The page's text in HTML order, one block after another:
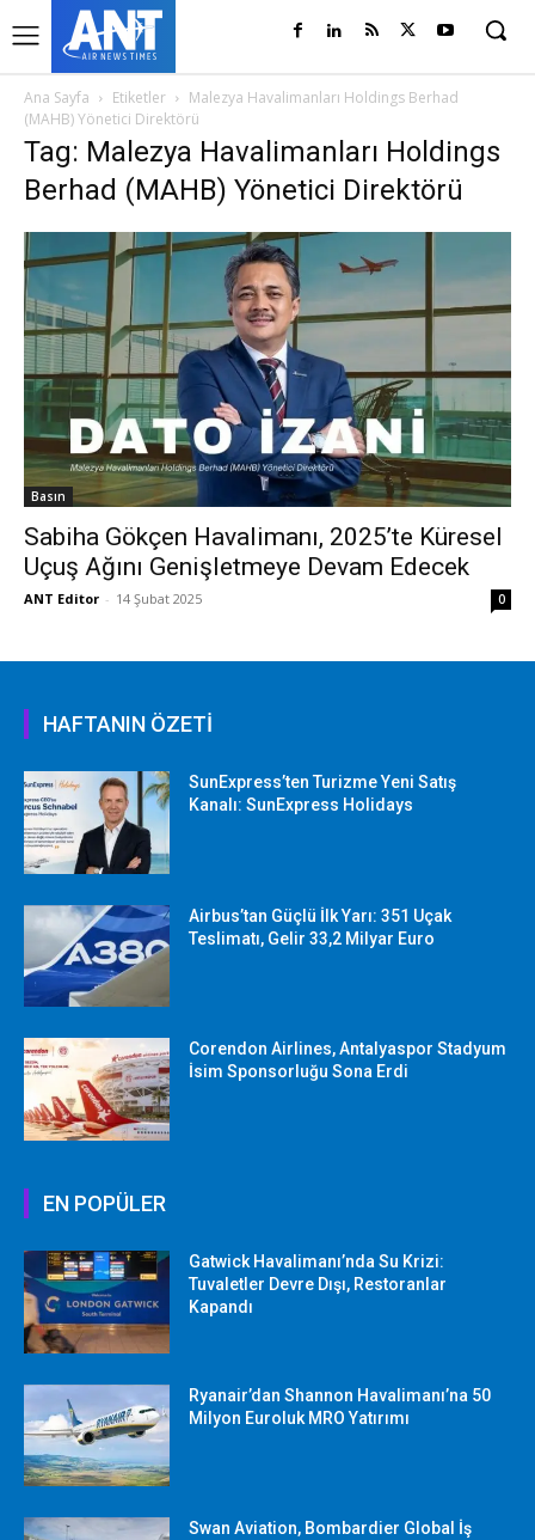
Ana Sayfa Etiketler
Malezya Havalimanları Holdings Berhad
(MAHB) Yönetici Direktörü
Tag: Malezya Havalimanları Holdings
Berhad (MAHB) Yönetici Direktörü
Basın
Sabiha Gökçen Havalimanı, 2025’te Küresel
Uçuş Ağını Genişletmeye Devam Edecek
ANT Editor - 14 Şubat 2025 0
HAFTANIN ÖZETİ
SunExpress’ten Turizme Yeni Satış
Kanalı: SunExpress Holidays
Airbus’tan Güçlü İlk Yarı: 351 Uçak
Teslimatı, Gelir 33,2 Milyar Euro
Corendon Airlines, Antalyaspor Stadyum
İsim Sponsorluğu Sona Erdi
EN POPÜLER
Gatwick Havalimanı’nda Su Krizi:
Tuvaletler Devre Dışı, Restoranlar
Kapandı
Ryanair’dan Shannon Havalimanı’na 50
Milyon Euroluk MRO Yatırımı
Swan Aviation, Bombardier Global İş